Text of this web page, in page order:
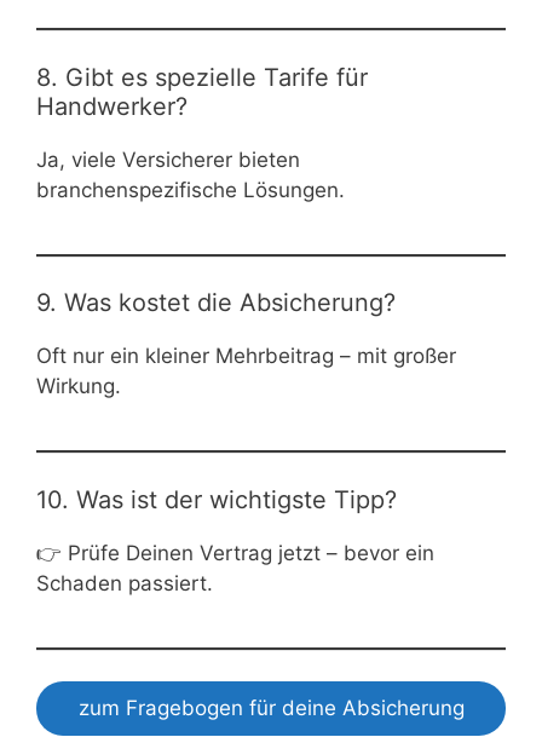
8. Gibt es spezielle Tarife für
Handwerker?
Ja, viele Versicherer bieten
branchenspezifische Lösungen.
9. Was kostet die Absicherung?
Oft nur ein kleiner Mehrbeitrag – mit großer
Wirkung.
10. Was ist der wichtigste Tipp?
👉 Prüfe Deinen Vertrag jetzt – bevor ein
Schaden passiert.
zum Fragebogen für deine Absicherung